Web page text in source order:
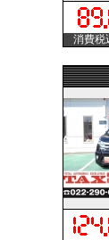
消費税